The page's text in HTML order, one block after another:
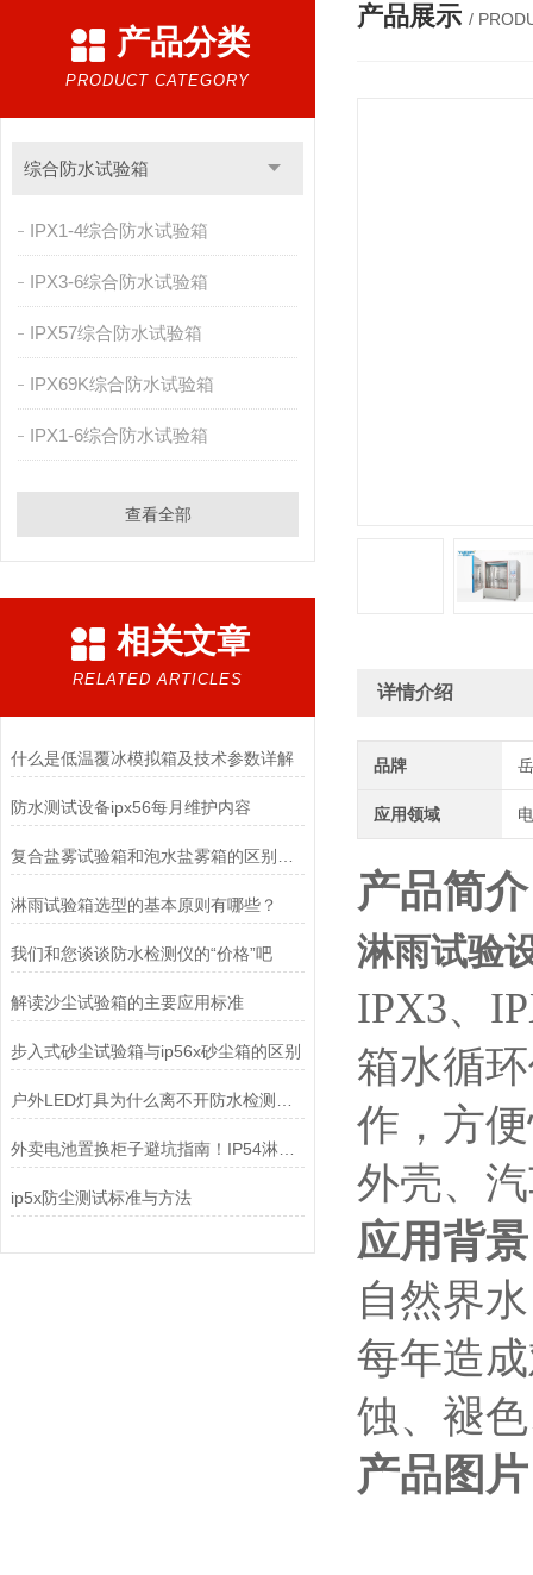
产品分类
PRODUCT CATEGORY
综合防水试验箱
IPX1-4综合防水试验箱
IPX3-6综合防水试验箱
IPX57综合防水试验箱
IPX69K综合防水试验箱
IPX1-6综合防水试验箱
查看全部
相关文章
RELATED ARTICLES
什么是低温覆冰模拟箱及技术参数详解
防水测试设备ipx56每月维护内容
淋雨试验箱选型的基本原则有哪些？
我们和您谈谈防水检测仪的“价格”吧
解读沙尘试验箱的主要应用标准
步入式砂尘试验箱与ip56x砂尘箱的区别
ip5x防尘测试标准与方法
产品展示 /
详情介绍
品牌
应用领域
产品简介
淋雨试验
IPX3、
箱水循
作，方
外壳、
应用背景
自然界
每年造
蚀、褪
产品图片